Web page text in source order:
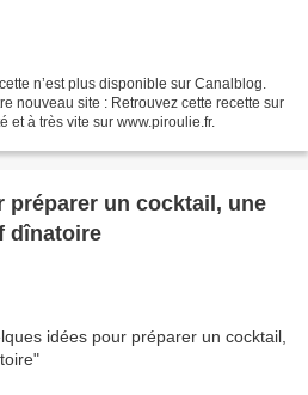
n’est plus disponible sur Canalblog.
nouveau site : Retrouvez cette recette sur
et à très vite sur www.piroulie.fr.
préparer un cocktail, une
dînatoire